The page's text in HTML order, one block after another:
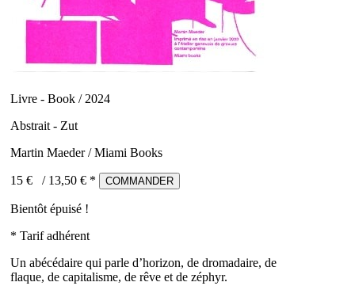
Livre - Book / 2024
Abstrait - Zut
Martin Maeder / Miami Books
15 € / 13,50 € * COMMANDER
Bientôt épuisé !
* Tarif adhérent
Un abécédaire qui parle d’horizon, de dromadaire, de
flaque, de capitalisme, de rêve et de zéphyr.